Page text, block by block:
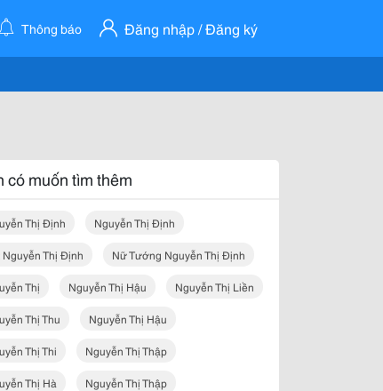
Thông báo Đăng nhập / Đăng ký
có muốn tìm thêm
Thị Định Nguyễn Thị Định
Nguyễn Thị Định Nữ Tướng Nguyễn Thị Định
Thị Nguyễn Thị Hậu Nguyễn Thị Liền
Thị Thu Nguyễn Thị Hậu
Thị Thi Nguyễn Thị Thập
Thị Hà Nguyễn Thị Thập